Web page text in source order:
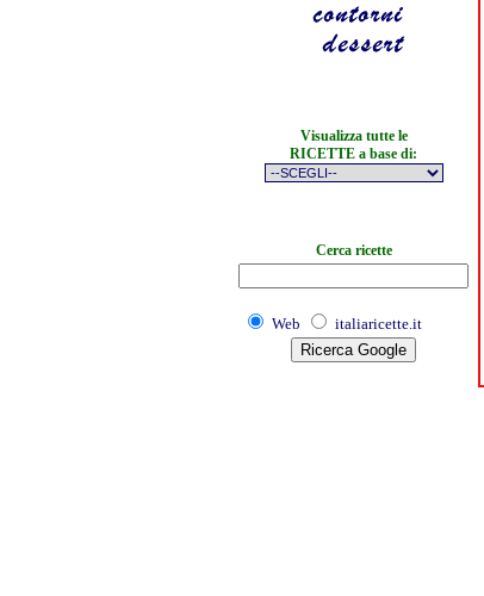
Visualizza tutte le
RICETTE a base di:
Cerca ricette
Web italiaricette.it